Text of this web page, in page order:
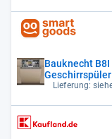
Bauknecht B8I
Maßgedecke |
Lieferung: